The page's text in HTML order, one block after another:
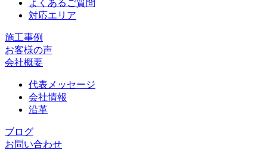
よくあるご質問
対応エリア
施工事例
お客様の声
会社概要
代表メッセージ
会社情報
沿革
ブログ
お問い合わせ